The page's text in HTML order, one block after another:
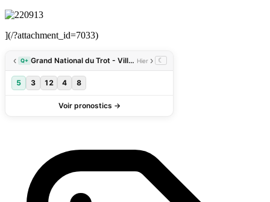
](/?attachment_id=7033)